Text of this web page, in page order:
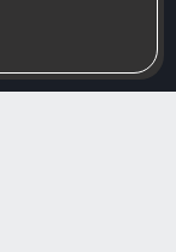
que buscan una